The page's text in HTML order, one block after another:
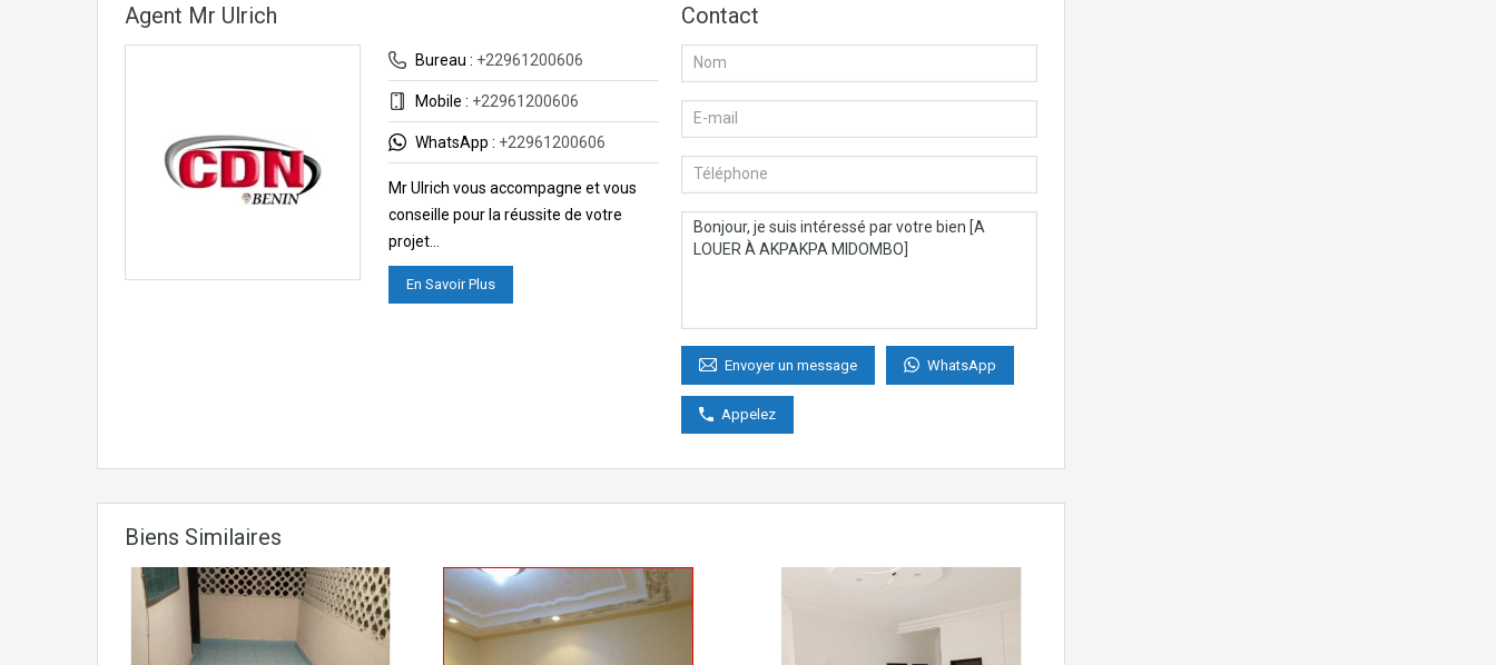
Agent Mr Ulrich
Bureau : +22961200606
Mobile : +22961200606
WhatsApp : +22961200606
Mr Ulrich vous accompagne et vous
conseille pour la réussite de votre
projet…
En Savoir Plus
Contact
Envoyer un message WhatsApp
Appelez
Biens Similaires